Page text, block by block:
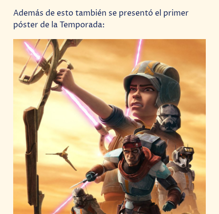
Además de esto también se presentó el primer
póster de la Temporada: